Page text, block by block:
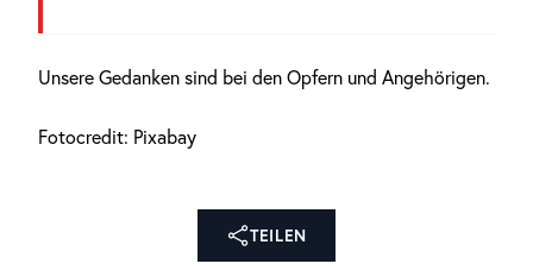
Unsere Gedanken sind bei den Opfern und Angehörigen.
Fotocredit: Pixabay
TEILEN